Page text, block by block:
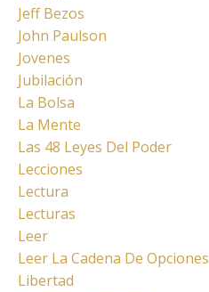
Jeff Bezos
John Paulson
Jovenes
Jubilación
La Bolsa
La Mente
Las 48 Leyes Del Poder
Lecciones
Lectura
Lecturas
Leer
Leer La Cadena De Opciones
Libertad